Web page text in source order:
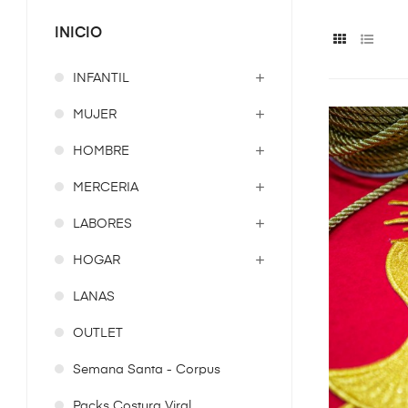
INICIO
INFANTIL
MUJER
HOMBRE
MERCERIA
LABORES
HOGAR
LANAS
OUTLET
Semana Santa - Corpus